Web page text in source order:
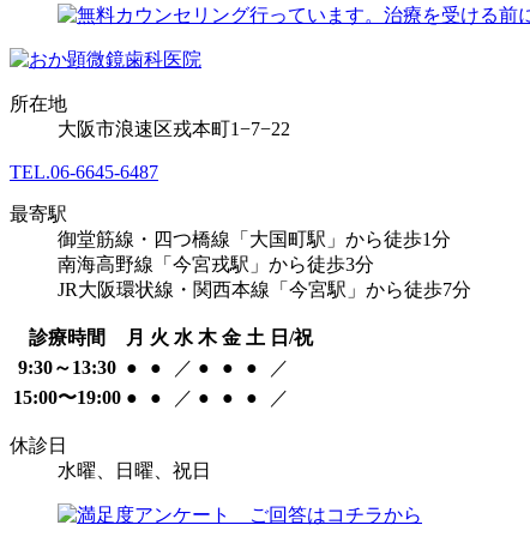
所在地
大阪市浪速区戎本町1−7−22
TEL.06-6645-6487
最寄駅
御堂筋線・四つ橋線「大国町駅」から徒歩1分
南海高野線「今宮戎駅」から徒歩3分
JR大阪環状線・関西本線「今宮駅」から徒歩7分
診療時間 月 火 水 木 金 土 日/祝
9:30～13:30 ● ● ／ ● ● ●
／
15:00〜19:00 ● ● ／ ● ● ● ／
休診日
水曜、日曜、祝日